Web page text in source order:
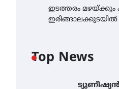
ഇടത്തരം മഴയ്ക്കും
ഇരിങ്ങാലക്കുടയിൽ
Top News
ട്യുണീഷ്യൻ